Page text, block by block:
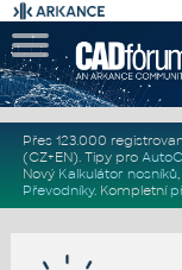
Přes 123.000
(CZ+EN). Tipy pro
Nový Kalkulátor nosníků,
Převodníky. Kompletní